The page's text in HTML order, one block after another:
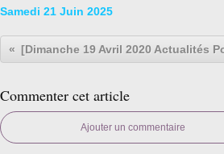
Samedi 21 Juin 2025
Commenter cet article
Ajouter un commentaire